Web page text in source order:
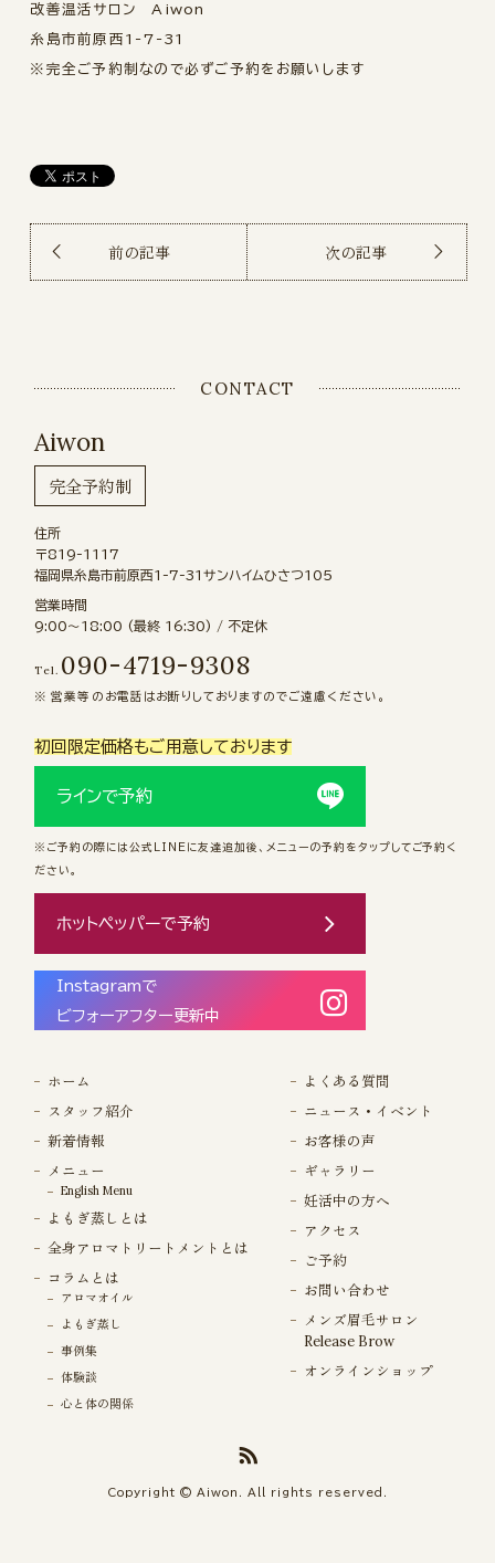
改善温活サロン Aiwon
糸島市前原西1-7-31
※完全ご予約制なので必ずご予約をお願いします
前の記事 次の記事
CONTACT
Aiwon
完全予約制
住所
〒819-1117
福岡県糸島市前原西1-7-31サンハイムひさつ105
営業時間
9:00〜18:00 (最終 16:30) / 不定休
Tel. 090-4719-9308
営業等のお電話はお断りしておりますのでご遠慮ください。
初回限定価格もご用意しております
ラインで予約
※ご予約の際には公式LINEに友達追加後、メニューの予約をタップしてご予約く
ださい。
ホットペッパーで予約
Instagramで
ビフォーアフター更新中
ホーム
スタッフ紹介
新着情報
メニュー
English Menu
よもぎ蒸しとは
全身アロマトリートメントとは
コラムとは
アロマオイル
よもぎ蒸し
事例集
体験談
心と体の関係
よくある質問
ニュース・イベント
お客様の声
ギャラリー
妊活中の方へ
アクセス
ご予約
お問い合わせ
メンズ眉毛サロン
Release Brow
オンラインショップ
Copyright © Aiwon. All rights reserved.